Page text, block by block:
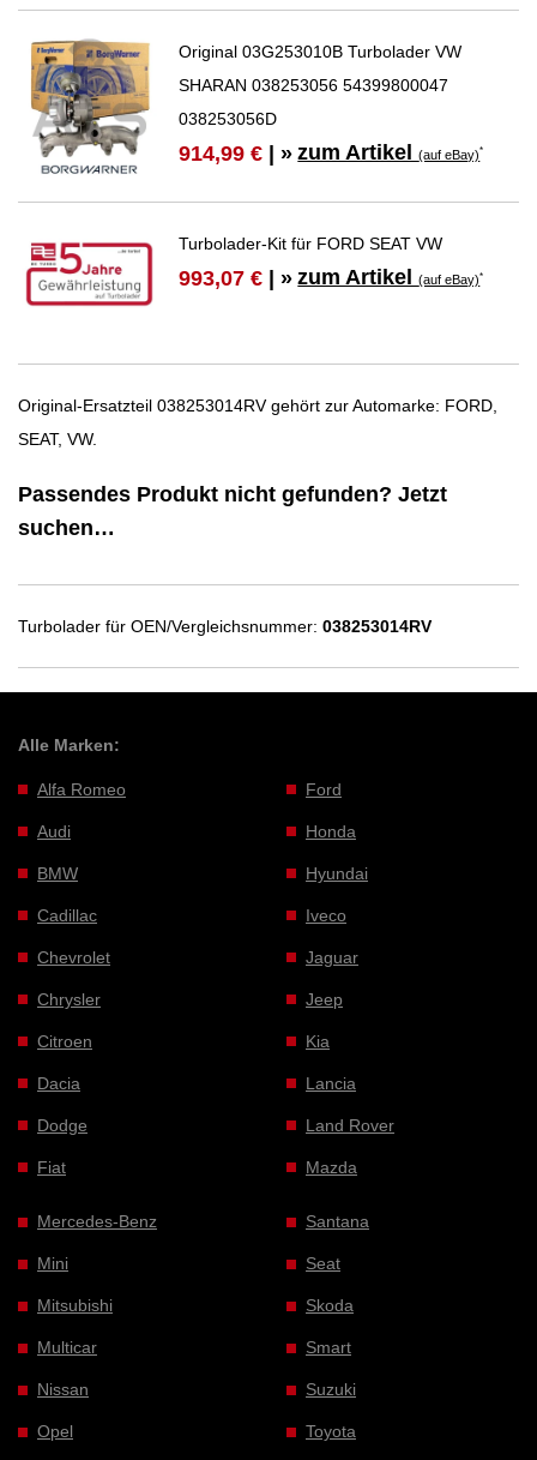
Original 03G253010B Turbolader VW
SHARAN 038253056 54399800047
038253056D
914,99 € | » zum Artikel(auf eBay)*
Turbolader-Kit für FORD SEAT VW
993,07 € | » zum Artikel(auf eBay)*
Original-Ersatzteil 038253014RV gehört zur Automarke: FORD,
SEAT, VW.
Passendes Produkt nicht gefunden? Jetzt
suchen…
Turbolader für OEN/Vergleichsnummer: 038253014RV
Alle Marken:
Alfa Romeo
Audi
BMW
Cadillac
Chevrolet
Chrysler
Citroen
Dacia
Dodge
Fiat
Ford
Honda
Hyundai
Iveco
Jaguar
Jeep
Kia
Lancia
Land Rover
Mazda
Mercedes-Benz
Mini
Mitsubishi
Multicar
Nissan
Opel
Santana
Seat
Skoda
Smart
Suzuki
Toyota